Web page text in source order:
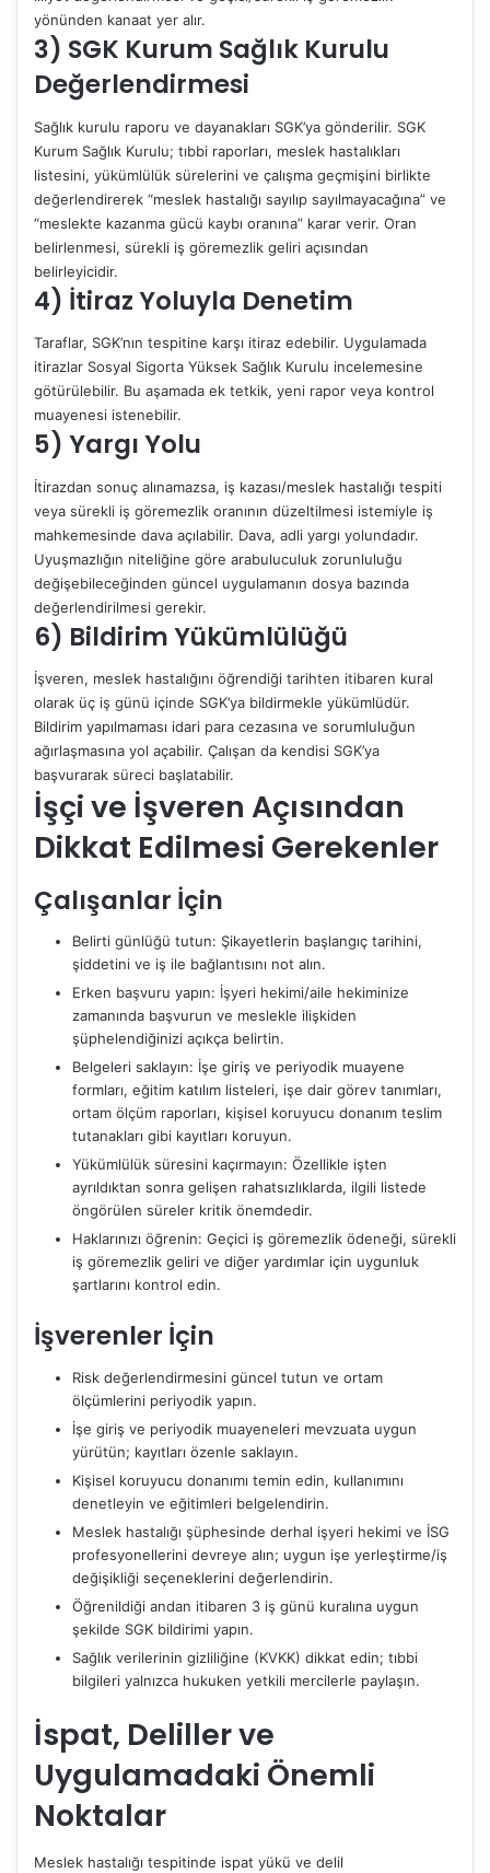
yönünden kanaat yer alır.
3) SGK Kurum Sağlık Kurulu
Değerlendirmesi
Sağlık kurulu raporu ve dayanakları SGK’ya gönderilir. SGK
Kurum Sağlık Kurulu; tıbbi raporları, meslek hastalıkları
listesini, yükümlülük sürelerini ve çalışma geçmişini birlikte
değerlendirerek “meslek hastalığı sayılıp sayılmayacağına” ve
“meslekte kazanma gücü kaybı oranına” karar verir. Oran
belirlenmesi, sürekli iş göremezlik geliri açısından
belirleyicidir.
4) İtiraz Yoluyla Denetim
Taraflar, SGK’nın tespitine karşı itiraz edebilir. Uygulamada
itirazlar Sosyal Sigorta Yüksek Sağlık Kurulu incelemesine
götürülebilir. Bu aşamada ek tetkik, yeni rapor veya kontrol
muayenesi istenebilir.
5) Yargı Yolu
İtirazdan sonuç alınamazsa, iş kazası/meslek hastalığı tespiti
veya sürekli iş göremezlik oranının düzeltilmesi istemiyle iş
mahkemesinde dava açılabilir. Dava, adli yargı yolundadır.
Uyuşmazlığın niteliğine göre arabuluculuk zorunluluğu
değişebileceğinden güncel uygulamanın dosya bazında
değerlendirilmesi gerekir.
6) Bildirim Yükümlülüğü
İşveren, meslek hastalığını öğrendiği tarihten itibaren kural
olarak üç iş günü içinde SGK’ya bildirmekle yükümlüdür.
Bildirim yapılmaması idari para cezasına ve sorumluluğun
ağırlaşmasına yol açabilir. Çalışan da kendisi SGK’ya
başvurarak süreci başlatabilir.
İşçi ve İşveren Açısından
Dikkat Edilmesi Gerekenler
Çalışanlar İçin
Belirti günlüğü tutun: Şikayetlerin başlangıç tarihini,
şiddetini ve iş ile bağlantısını not alın.
Erken başvuru yapın: İşyeri hekimi/aile hekiminize
zamanında başvurun ve meslekle ilişkiden
şüphelendiğinizi açıkça belirtin.
Belgeleri saklayın: İşe giriş ve periyodik muayene
formları, eğitim katılım listeleri, işe dair görev tanımları,
ortam ölçüm raporları, kişisel koruyucu donanım teslim
tutanakları gibi kayıtları koruyun.
Yükümlülük süresini kaçırmayın: Özellikle işten
ayrıldıktan sonra gelişen rahatsızlıklarda, ilgili listede
öngörülen süreler kritik önemdedir.
Haklarınızı öğrenin: Geçici iş göremezlik ödeneği, sürekli
iş göremezlik geliri ve diğer yardımlar için uygunluk
şartlarını kontrol edin.
İşverenler İçin
Risk değerlendirmesini güncel tutun ve ortam
ölçümlerini periyodik yapın.
İşe giriş ve periyodik muayeneleri mevzuata uygun
yürütün; kayıtları özenle saklayın.
Kişisel koruyucu donanımı temin edin, kullanımını
denetleyin ve eğitimleri belgelendirin.
Meslek hastalığı şüphesinde derhal işyeri hekimi ve İSG
profesyonellerini devreye alın; uygun işe yerleştirme/iş
değişikliği seçeneklerini değerlendirin.
Öğrenildiği andan itibaren 3 iş günü kuralına uygun
şekilde SGK bildirimi yapın.
Sağlık verilerinin gizliliğine (KVKK) dikkat edin; tıbbi
bilgileri yalnızca hukuken yetkili mercilerle paylaşın.
İspat, Deliller ve
Uygulamadaki Önemli
Noktalar
Meslek hastalığı tespitinde ispat yükü ve delil